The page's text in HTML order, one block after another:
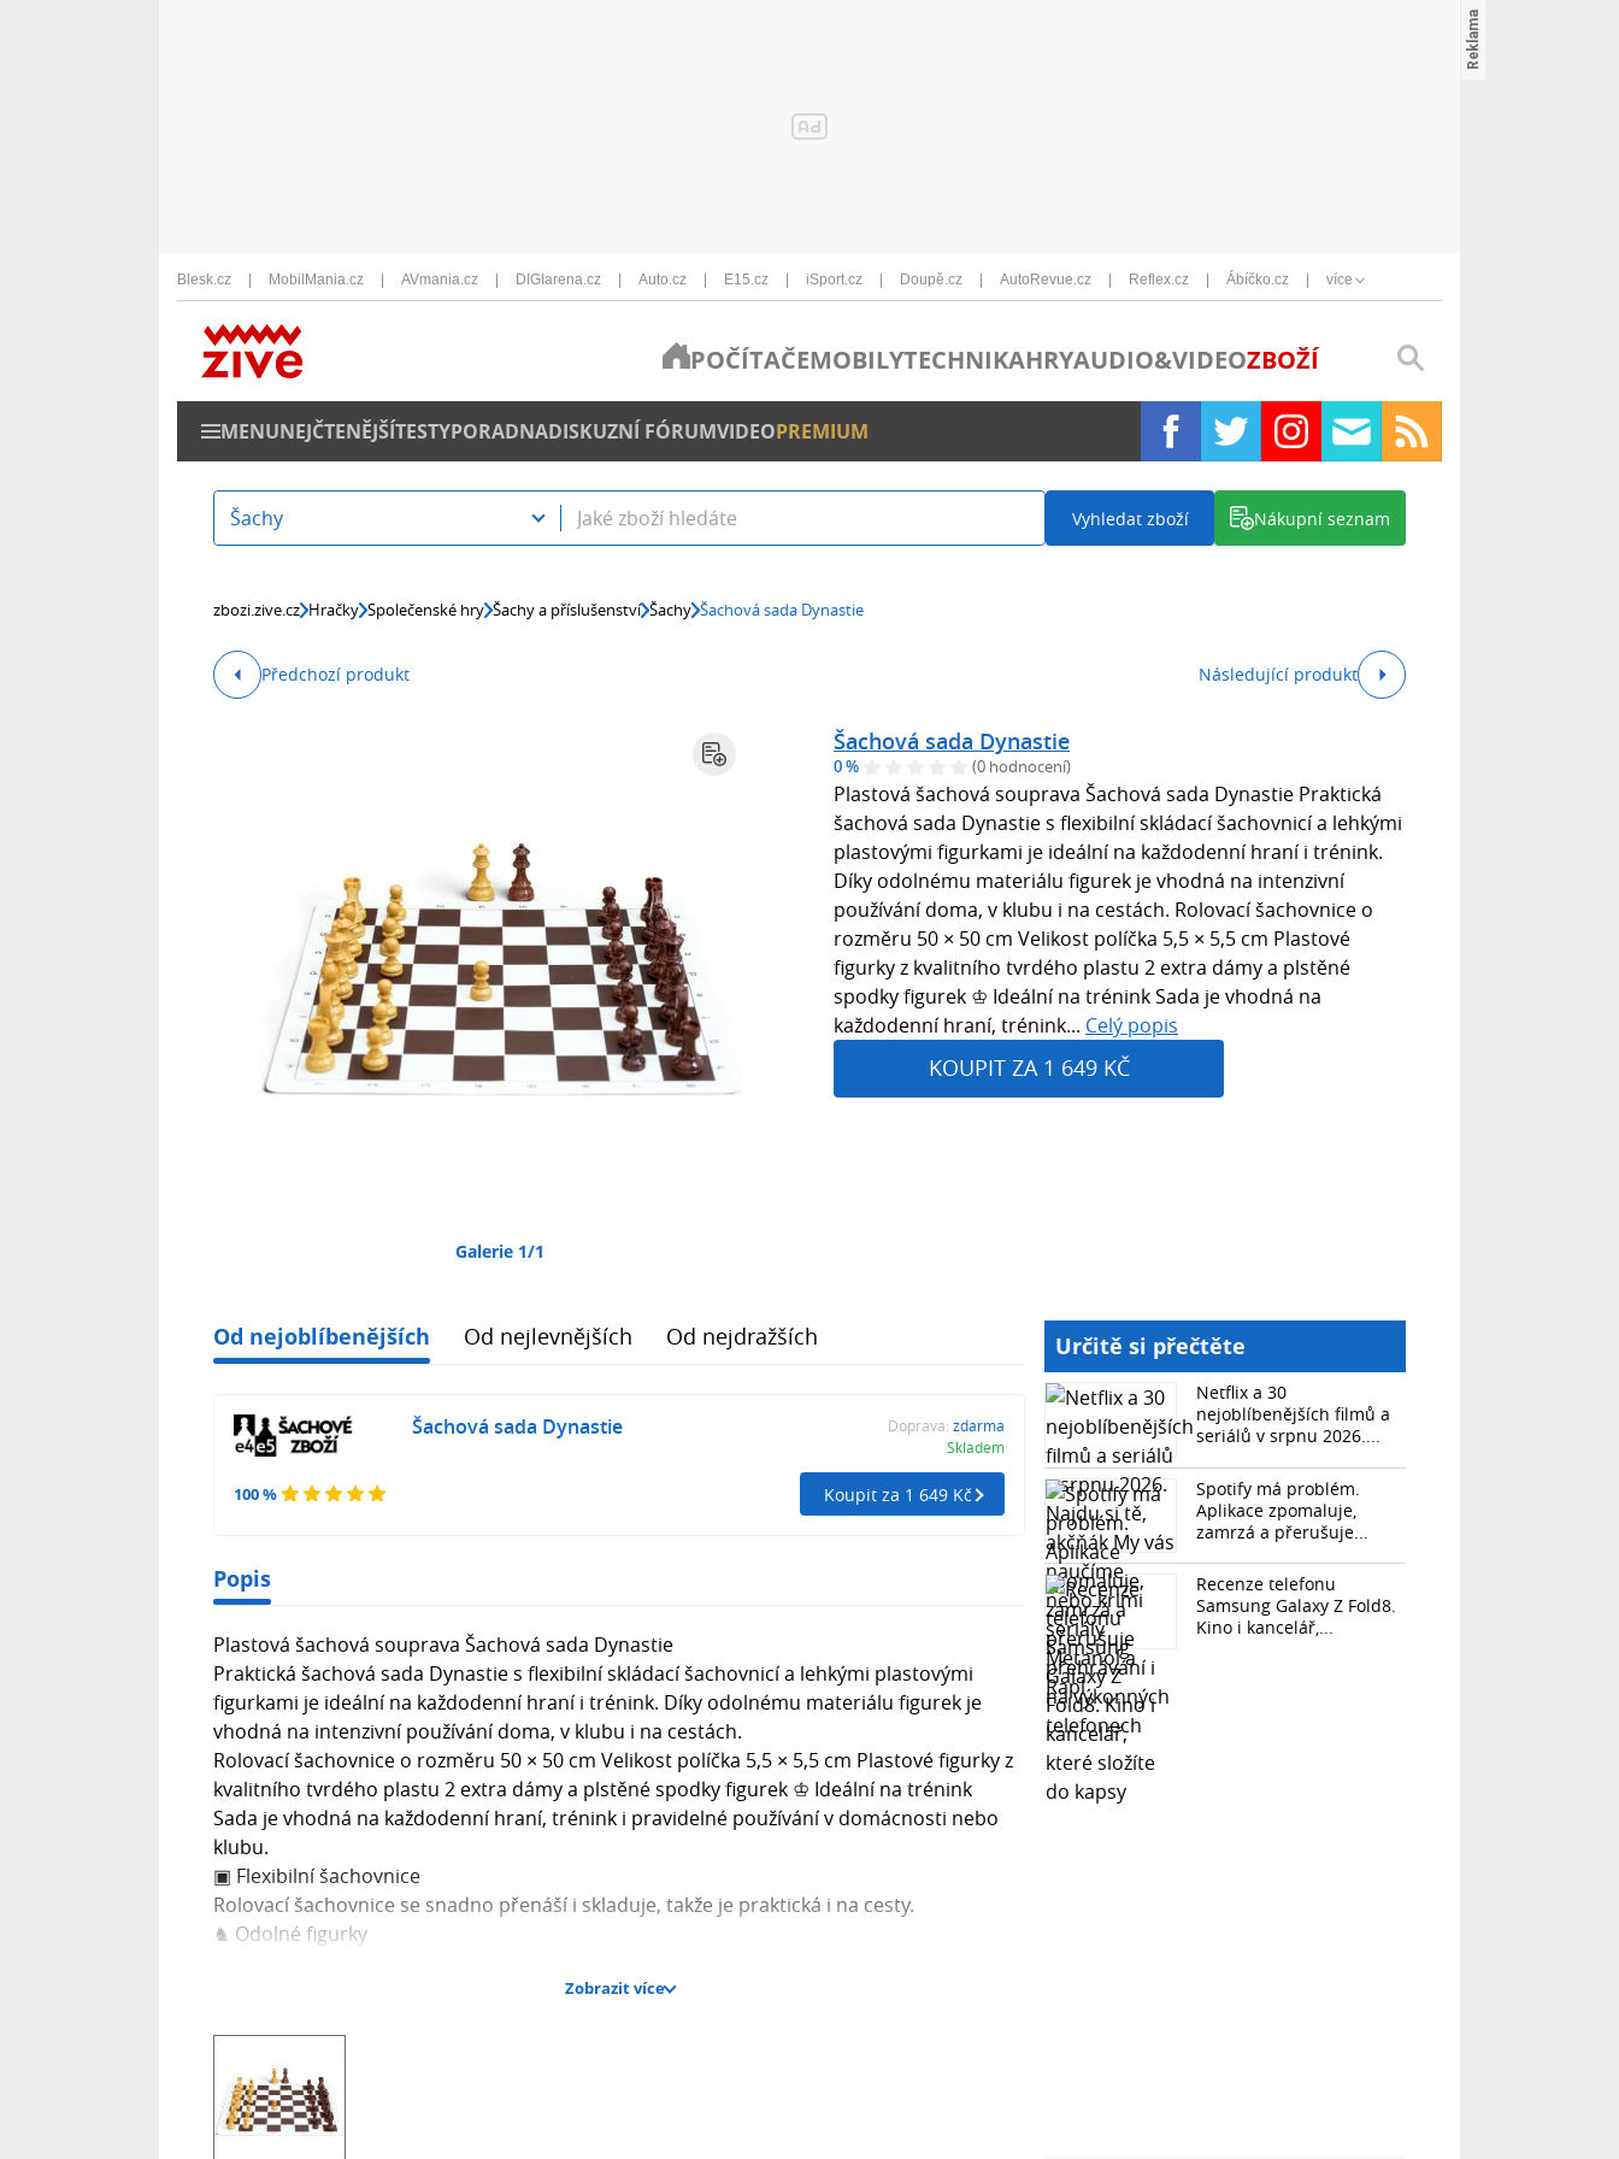
Blesk.cz MobilMania.cz AVmania.cz DIGIarena.cz Auto.cz E15.cz iSport.cz Doupě.cz AutoRevue.cz Reflex.cz Ábíčko.cz více
POČÍTAČEMOBILYTECHNIKAHRYAUDIO&VIDEOZBOŽÍ
MENUNEJČTENĚJŠÍTESTYPORADNADISKUZNÍ FÓRUMVIDEOPREMIUM
Šachy Vyhledat zboží Nákupní seznam
zbozi.zive.cz Hračky Společenské hry Šachy a příslušenství Šachy Šachová sada Dynastie
Předchozí produkt Následující produkt
Galerie 1/1
Šachová sada Dynastie
0 % (0 hodnocení)
Plastová šachová souprava Šachová sada Dynastie Praktická
šachová sada Dynastie s flexibilní skládací šachovnicí a lehkými
plastovými figurkami je ideální na každodenní hraní i trénink.
Díky odolnému materiálu figurek je vhodná na intenzivní
používání doma, v klubu i na cestách. Rolovací šachovnice o
rozměru 50 × 50 cm Velikost políčka 5,5 × 5,5 cm Plastové
figurky z kvalitního tvrdého plastu 2 extra dámy a plstěné
spodky figurek ♔ Ideální na trénink Sada je vhodná na
každodenní hraní, trénink... Celý popis
KOUPIT ZA 1 649 KČ
Od nejoblíbenějších Od nejlevnějších Od nejdražších
100 %
Šachová sada Dynastie Doprava: zdarma
Skladem
Koupit za 1 649 Kč
Popis
Plastová šachová souprava Šachová sada Dynastie
Praktická šachová sada Dynastie s flexibilní skládací šachovnicí a lehkými plastovými
figurkami je ideální na každodenní hraní i trénink. Díky odolnému materiálu figurek je
vhodná na intenzivní používání doma, v klubu i na cestách.
Rolovací šachovnice o rozměru 50 × 50 cm Velikost políčka 5,5 × 5,5 cm Plastové figurky z
kvalitního tvrdého plastu 2 extra dámy a plstěné spodky figurek ♔ Ideální na trénink
Sada je vhodná na každodenní hraní, trénink i pravidelné používání v domácnosti nebo
klubu.
▣ Flexibilní šachovnice
Rolovací šachovnice se snadno přenáší i skladuje, takže je praktická i na cesty.
♞ Odolné figurky
po šachovnici.
Praktická sada na doma i na cesty
Šachová sada Dynastie je navržena pro hráče, kteří hledají spolehlivý set na běžné hraní,
Zobrazit více
Určitě si přečtěte
Netflix a 30
nejoblíbenějších filmů a
seriálů v srpnu 2026....
Spotify má problém.
Aplikace zpomaluje,
zamrzá a přerušuje...
Recenze telefonu
Samsung Galaxy Z Fold8.
Kino i kancelář,...